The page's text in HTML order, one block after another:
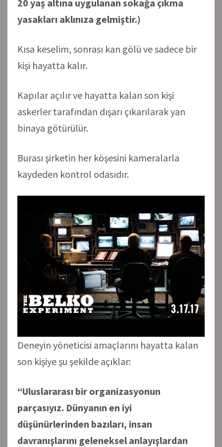
20 yaş altına uygulanan sokağa çıkma
yasakları aklınıza gelmiştir.)
Kısa keselim, sonrası kan gölü ve sadece bir
kişi hayatta kalır.
Kapılar açılır ve hayatta kalan son kişi
askerler tarafından dışarı çıkarılarak yan
binaya götürülür.
Burası şirketin her köşesini kameralarla
kaydeden kontrol odasıdır.
Deneyin yöneticisi amaçlarını hayatta kalan
son kişiye şu şekilde açıklar:
“Uluslararası bir organizasyonun
parçasıyız. Dünyanın en iyi
düşünürlerinden bazıları, insan
davranışlarını geleneksel anlayışlardan